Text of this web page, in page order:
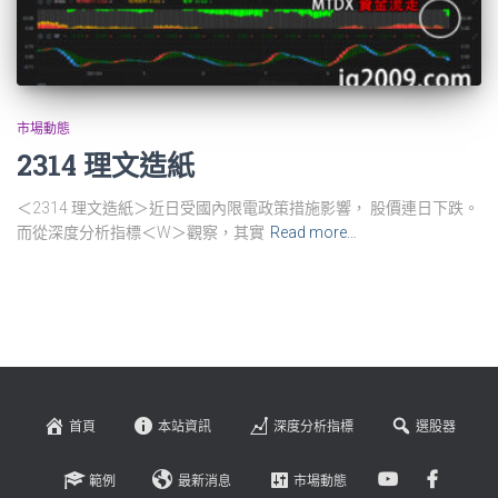
市場動態
2314 理文造紙
＜2314 理文造紙＞近日受國內限電政策措施影響， 股價連日下跌。
而從深度分析指標＜W＞觀察，其實 Read more…
首頁 本站資訊 深度分析指標 選股器
範例 最新消息 市場動態